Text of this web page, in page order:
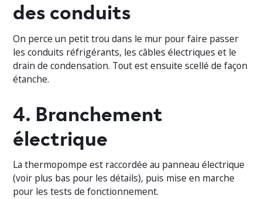
des conduits
On perce un petit trou dans le mur pour faire passer
les conduits réfrigérants, les câbles électriques et le
drain de condensation. Tout est ensuite scellé de façon
étanche.
4. Branchement
électrique
La thermopompe est raccordée au panneau électrique
(voir plus bas pour les détails), puis mise en marche
pour les tests de fonctionnement.